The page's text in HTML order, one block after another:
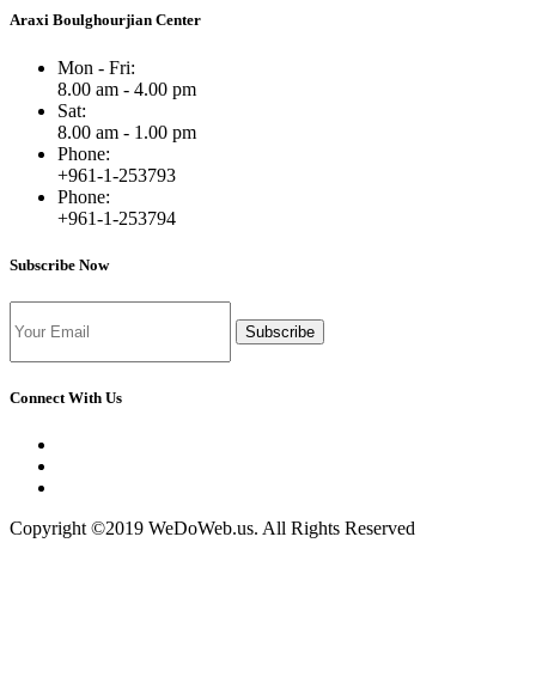
Araxi Boulghourjian Center
Mon - Fri:
8.00 am - 4.00 pm
Sat:
8.00 am - 1.00 pm
Phone:
+961-1-253793
Phone:
+961-1-253794
Subscribe Now
Subscribe
Connect With Us
Copyright ©2019 WeDoWeb.us. All Rights Reserved